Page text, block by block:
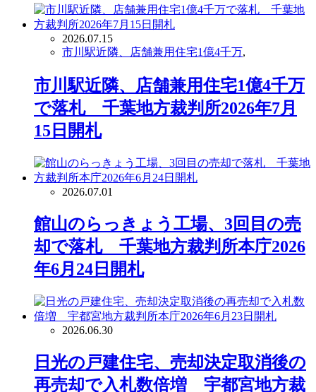
2026.07.15
市川駅近隣、店舗兼用住宅1億4千万,
市川駅近隣、店舗兼用住宅1億4千万
で落札 千葉地方裁判所2026年7月
15日開札
2026.07.01
館山のらっきょう工場、3回目の売
却で落札 千葉地方裁判所本庁2026
年6月24日開札
2026.06.30
日光の戸建住宅、売却決定取消後の
再売却で入札数倍増 宇都宮地方裁